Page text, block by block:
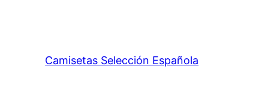
Camisetas Selección Española